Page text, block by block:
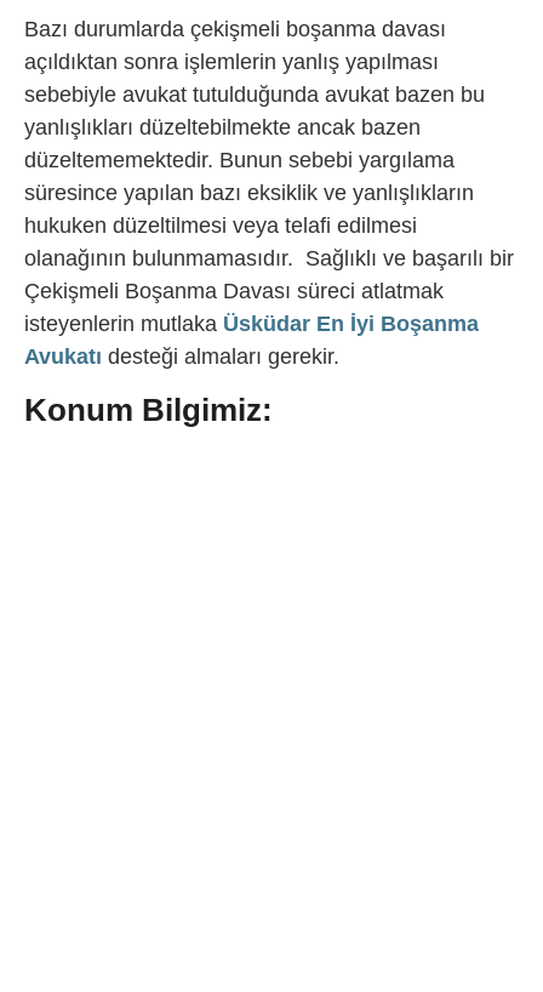
Bazı durumlarda çekişmeli boşanma davası
açıldıktan sonra işlemlerin yanlış yapılması
sebebiyle avukat tutulduğunda avukat bazen bu
yanlışlıkları düzeltebilmekte ancak bazen
düzeltememektedir. Bunun sebebi yargılama
süresince yapılan bazı eksiklik ve yanlışlıkların
hukuken düzeltilmesi veya telafi edilmesi
olanağının bulunmamasıdır. Sağlıklı ve başarılı bir
Çekişmeli Boşanma Davası süreci atlatmak
isteyenlerin mutlaka Üsküdar En İyi Boşanma
Avukatı desteği almaları gerekir.
Konum Bilgimiz: